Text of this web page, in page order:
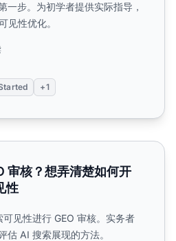
一步。为初学者提供实际指导，
见性优化。
+1
想弄清楚如何开始提升 AI 搜索可
审核？想弄清楚如何开
性
见性进行 GEO 审核。实务者
估 AI 搜索展现的方法。